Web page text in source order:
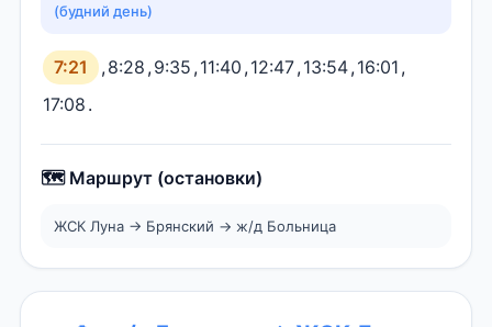
(будний день)
7:21 ,8:28 ,9:35 ,11:40 ,12:47,13:54,16:01 ,
17:08 .
🗺️ Маршрут (остановки)
ЖСК Луна → Брянский → ж/д Больница